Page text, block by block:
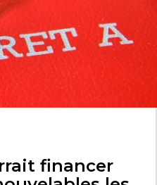
financer